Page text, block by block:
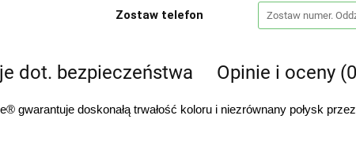
Zostaw telefon
dot. bezpieczeństwa Opinie i oceny
gwarantuje doskonałą trwałość koloru i niezrównany połysk